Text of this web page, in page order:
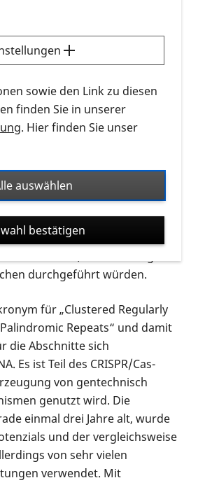
von Technology Review kündigte
in Cambridge anstehende
an Menschen an. Demnach
im Jahr 2017 eine klinische
können, um eine seltene
die Lebersche Congenitale
bekämpfen.
nutzen — eine
um Erbgut zu
durchgeführt würden.
für „Clustered Regularly
Repeats“ und damit
die Abschnitte sich
Es ist Teil des CRISPR/Cas-
von gentechnisch
genutzt wird. Die
einmal drei Jahre alt, wurde
und der vergleichsweise
von sehr vielen
verwendet. Mit
sowie den Link zu diesen
finden Sie in unserer
. Hier finden Sie unser
auswählen
bestätigen